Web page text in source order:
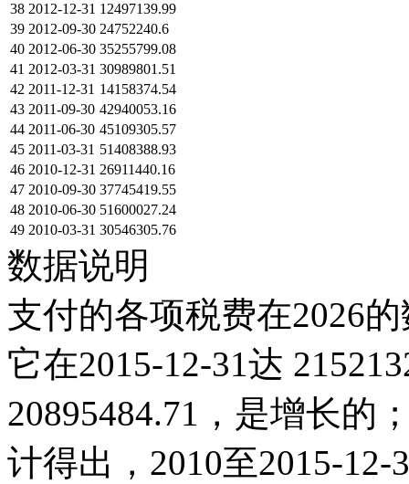
38 2012-12-31 12497139.99
39 2012-09-30 24752240.6
40 2012-06-30 35255799.08
41 2012-03-31 30989801.51
42 2011-12-31 14158374.54
43 2011-09-30 42940053.16
44 2011-06-30 45109305.57
45 2011-03-31 51408388.93
46 2010-12-31 26911440.16
47 2010-09-30 37745419.55
48 2010-06-30 51600027.24
49 2010-03-31 30546305.76
数据说明
支付的各项税费在2026
它在2015-12-31达
20895484.71，是增长的
计得出，2010至2015-